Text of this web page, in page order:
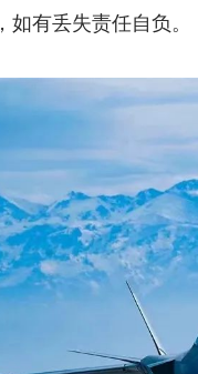
有丢失责任自负。